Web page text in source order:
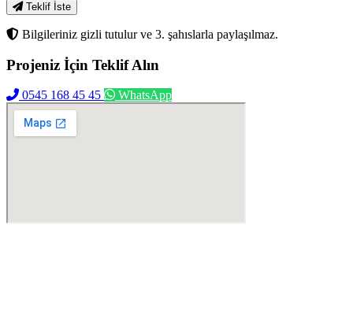
Teklif İste
Bilgileriniz gizli tutulur ve 3. şahıslarla paylaşılmaz.
Projeniz İçin Teklif Alın
0545 168 45 45 WhatsApp